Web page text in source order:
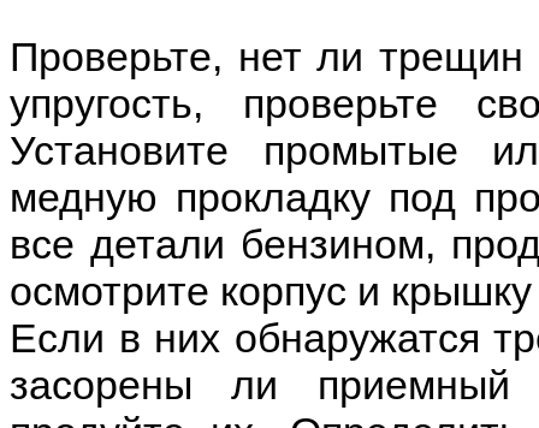
Проверьте, нет ли
упругость, проверьте
Установите промытые
медную прокладку под
все детали бензином,
осмотрите корпус и
Если в них обнаружатся
засорены ли приемный